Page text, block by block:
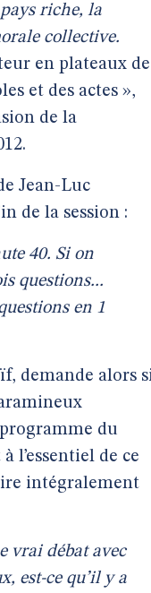
riche, la
collective.
en plateaux de
et des actes »,
de la
Jean-Luc
de la session :
40. Si on
questions...
en 1
demande alors
du
l’essentiel de ce
intégralement
vrai débat avec
est-ce qu’il y a